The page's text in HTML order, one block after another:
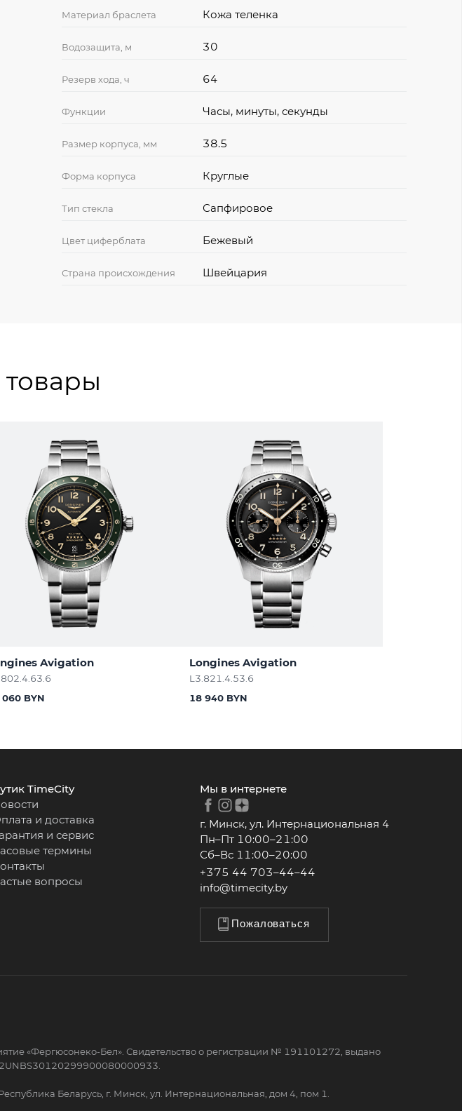
Материал браслета Кожа теленка
Водозащита, м 30
Резерв хода, ч 64
Функции Часы, минуты, секунды
Размер корпуса, мм 38.5
Форма корпуса Круглые
Тип стекла Сапфировое
Цвет циферблата Бежевый
Страна происхождения Швейцария
Avigation
060 BYN
Longines Avigation
L3.821.4.53.6
18 940 BYN
TimeCity
и доставка
и сервис
термины
вопросы
Мы в интернете
г. Минск, ул. Интернациональная 4
Пн–Пт 10:00–21:00
Сб–Вс 11:00–20:00
+375 44 703–44–44
info@timecity.by
Пожаловаться
«Фергюсонеко-Бел». Свидетельство о регистрации № 191101272, выдано
Беларусь, г. Минск, ул. Интернациональная, дом 4, пом 1.